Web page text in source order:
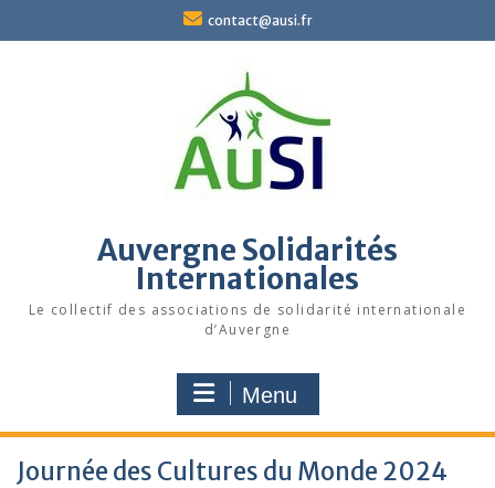
contact@ausi.fr
Auvergne Solidarités
Internationales
Le collectif des associations de solidarité internationale
d’Auvergne
Menu
Journée des Cultures du Monde 2024